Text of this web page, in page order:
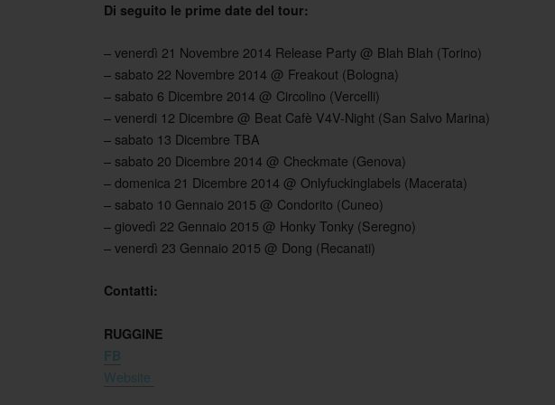
Di seguito le prime date del tour:
– venerdì 21 Novembre 2014 Release Party @ Blah Blah (Torino)
– sabato 22 Novembre 2014 @ Freakout (Bologna)
– sabato 6 Dicembre 2014 @ Circolino (Vercelli)
– venerdi 12 Dicembre @ Beat Cafè V4V-Night (San Salvo Marina)
– sabato 13 Dicembre TBA
– sabato 20 Dicembre 2014 @ Checkmate (Genova)
– domenica 21 Dicembre 2014 @ Onlyfuckinglabels (Macerata)
– sabato 10 Gennaio 2015 @ Condorito (Cuneo)
– giovedì 22 Gennaio 2015 @ Honky Tonky (Seregno)
– venerdì 23 Gennaio 2015 @ Dong (Recanati)
Contatti:
RUGGINE
FB
Website